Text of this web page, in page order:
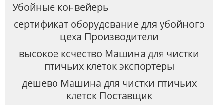
Убойные конвейеры
сертификат оборудование для убойного
цеха Производители
высокое ксчество Машина для чистки
птичьих клеток экспортеры
дешево Машина для чистки птичьих
клеток Поставщик